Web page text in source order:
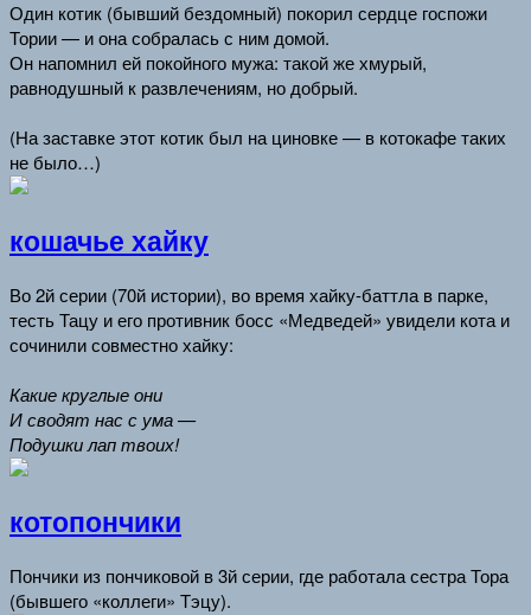
Один котик (бывший бездомный) покорил сердце госпожи
Тории — и она собралась с ним домой.
Он напомнил ей покойного мужа: такой же хмурый,
равнодушный к развлечениям, но добрый.
(На заставке этот котик был на циновке — в котокафе таких
не было…)
кошачье хайку
Во 2й серии (70й истории), во время хайку-баттла в парке,
тесть Тацу и его противник босс «Медведей» увидели кота и
сочинили совместно хайку:
Какие круглые они
И сводят нас с ума —
Подушки лап твоих!
котопончики
Пончики из пончиковой в 3й серии, где работала сестра Тора
(бывшего «коллеги» Тэцу).